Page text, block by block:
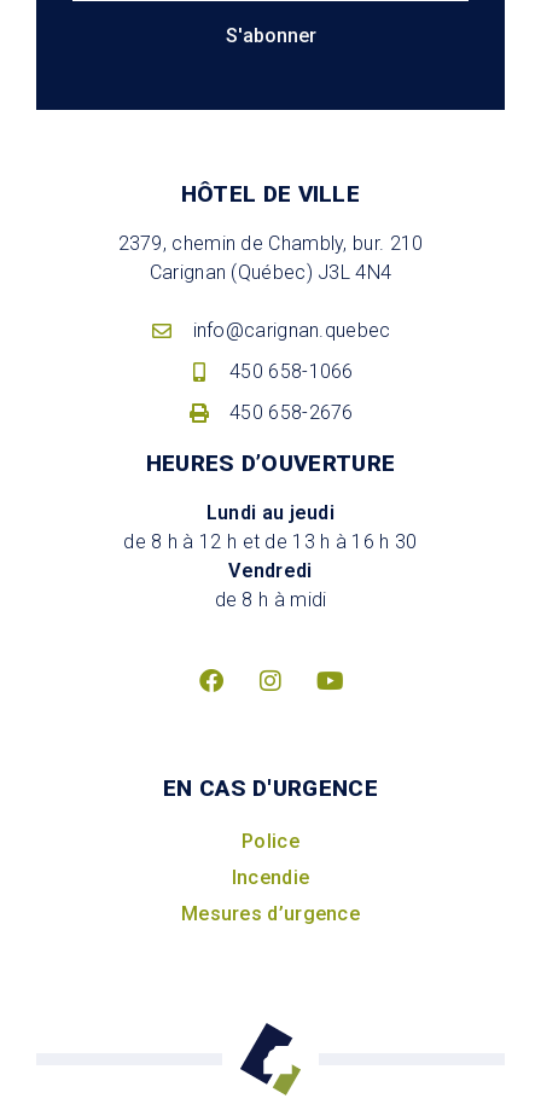
S'abonner
HÔTEL DE VILLE
2379, chemin de Chambly, bur. 210
Carignan (Québec) J3L 4N4
info@carignan.quebec
450 658-1066
450 658-2676
HEURES D’OUVERTURE
Lundi au jeudi
de 8 h à 12 h et de 13 h à 16 h 30
Vendredi
de 8 h à midi
EN CAS D'URGENCE
Police
Incendie
Mesures d’urgence